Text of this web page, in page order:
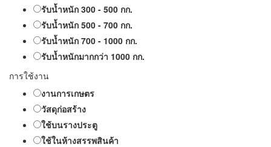
รับน้ำหนัก 300 - 500 กก.
รับน้ำหนัก 500 - 700 กก.
รับน้ำหนัก 700 - 1000 กก.
รับน้ำหนักมากกว่า 1000 กก.
การใช้งาน
งานการเกษตร
วัสดุก่อสร้าง
ใช้บนรางประตู
ใช้ในห้างสรรพสินค้า